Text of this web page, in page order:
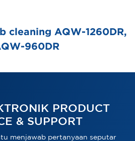
cleaning AQW-1260DR,
960DR
PRODUCT
& SUPPORT
menjawab pertanyaan seputar